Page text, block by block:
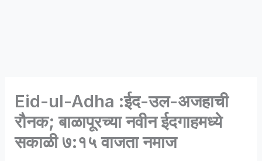
Eid-ul-Adha :ईद-उल-अजहाची
रौनक; बाळापूरच्या नवीन ईदगाहमध्ये
सकाळी ७:१५ वाजता नमाज